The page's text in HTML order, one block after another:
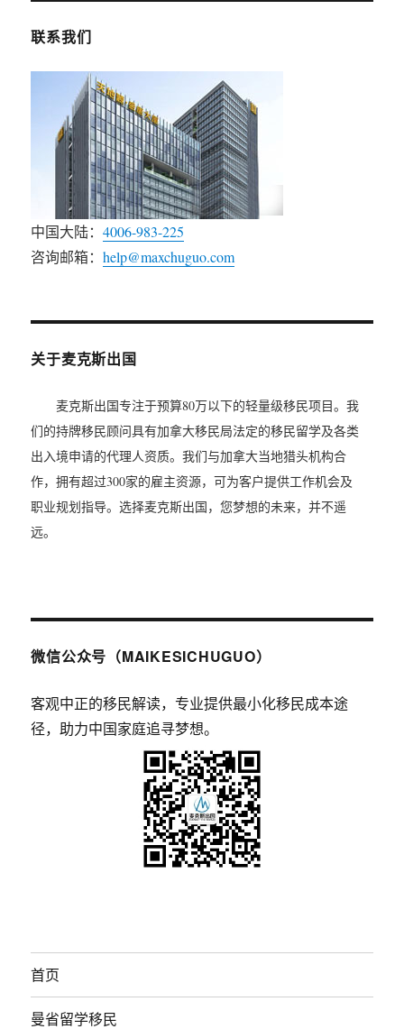
联系我们
中国大陆：4006-983-225
咨询邮箱：help@maxchuguo.com
关于麦克斯出国
麦克斯出国专注于预算80万以下的轻量级移民项目。我
们的持牌移民顾问具有加拿大移民局法定的移民留学及各类
出入境申请的代理人资质。我们与加拿大当地猎头机构合
作，拥有超过300家的雇主资源，可为客户提供工作机会及
职业规划指导。选择麦克斯出国，您梦想的未来，并不遥
远。
微信公众号（MAIKESICHUGUO）
客观中正的移民解读，专业提供最小化移民成本途
径，助力中国家庭追寻梦想。
首页
曼省留学移民